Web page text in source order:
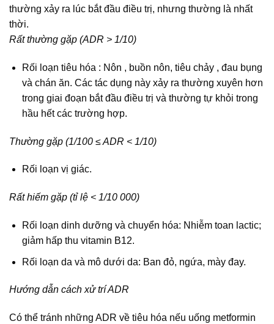
thường xảy ra lúc bắt đầu điều trị, nhưng thường là nhất
thời.
Rất thường gặp (ADR > 1/10)
Rối loạn tiêu hóa : Nôn , buồn nôn, tiêu chảy , đau bụng
và chán ăn. Các tác dụng này xảy ra thường xuyên hơn
trong giai đoạn bắt đầu điều trị và thường tự khỏi trong
hầu hết các trường hợp.
Thường gặp (1/100 ≤ ADR < 1/10)
Rối loạn vị giác.
Rất hiếm gặp (tỉ lệ < 1/10 000)
Rối loạn dinh dưỡng và chuyển hóa: Nhiễm toan lactic;
giảm hấp thu vitamin B12.
Rối loạn da và mô dưới da: Ban đỏ, ngứa, mày đay.
Hướng dẫn cách xử trí ADR
Có thể tránh những ADR về tiêu hóa nếu uống metformin